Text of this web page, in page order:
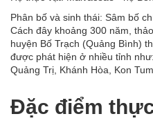
Phân bố và sinh thái: Sâm bố
Cách đây khoảng 300 năm,
huyện Bố Trạch (Quảng Bình)
được phát hiện ở nhiều tỉnh
Quảng Trị, Khánh Hòa, Kon Tum
Đặc điểm